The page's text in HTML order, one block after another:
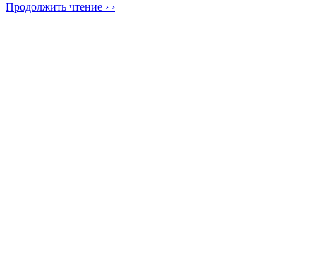
Продолжить чтение › ›